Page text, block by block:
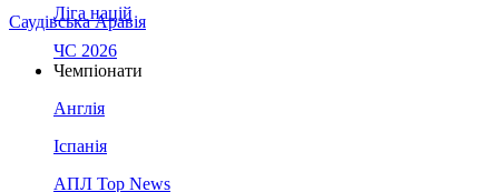
Саудівська Аравія
Ліга націй
ЧС 2026
Чемпіонати
Англія
Іспанія
АПЛ Top News